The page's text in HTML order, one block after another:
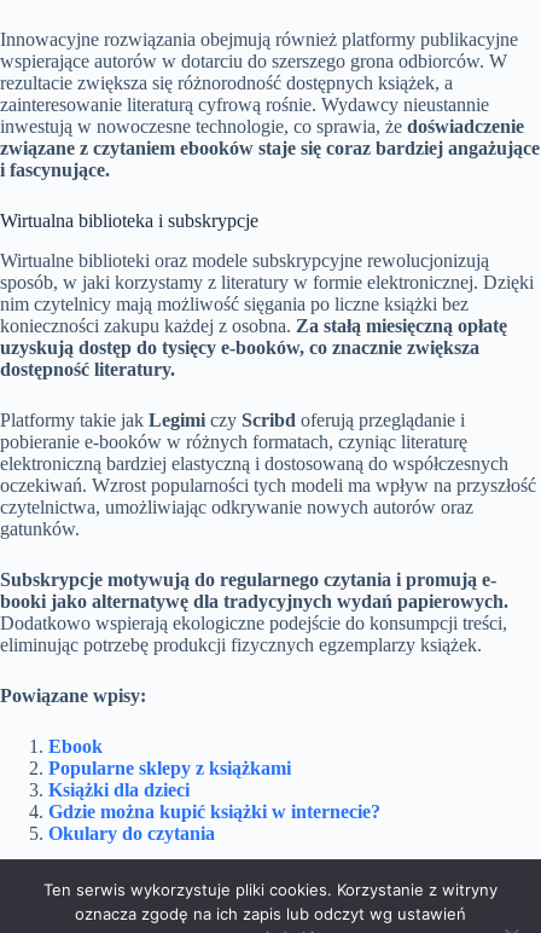
Innowacyjne rozwiązania obejmują również platformy publikacyjne
wspierające autorów w dotarciu do szerszego grona odbiorców. W
rezultacie zwiększa się różnorodność dostępnych książek, a
zainteresowanie literaturą cyfrową rośnie. Wydawcy nieustannie
inwestują w nowoczesne technologie, co sprawia, że doświadczenie
związane z czytaniem ebooków staje się coraz bardziej angażujące
i fascynujące.
Wirtualna biblioteka i subskrypcje
Wirtualne biblioteki oraz modele subskrypcyjne rewolucjonizują
sposób, w jaki korzystamy z literatury w formie elektronicznej. Dzięki
nim czytelnicy mają możliwość sięgania po liczne książki bez
konieczności zakupu każdej z osobna. Za stałą miesięczną opłatę
uzyskują dostęp do tysięcy e-booków, co znacznie zwiększa
dostępność literatury.
Platformy takie jak Legimi czy Scribd oferują przeglądanie i
pobieranie e-booków w różnych formatach, czyniąc literaturę
elektroniczną bardziej elastyczną i dostosowaną do współczesnych
oczekiwań. Wzrost popularności tych modeli ma wpływ na przyszłość
czytelnictwa, umożliwiając odkrywanie nowych autorów oraz
gatunków.
Subskrypcje motywują do regularnego czytania i promują e-
booki jako alternatywę dla tradycyjnych wydań papierowych.
Dodatkowo wspierają ekologiczne podejście do konsumpcji treści,
eliminując potrzebę produkcji fizycznych egzemplarzy książek.
Powiązane wpisy:
Ebook
Popularne sklepy z książkami
Książki dla dzieci
Gdzie można kupić książki w internecie?
Okulary do czytania
Ten serwis wykorzystuje pliki cookies. Korzystanie z witryny
oznacza zgodę na ich zapis lub odczyt wg ustawień